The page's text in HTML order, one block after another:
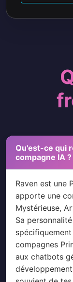
Qu'est-ce qui
compagne IA ?
Raven est une
apporte une
Mystérieuse,
Sa
compagnes
aux chatbots